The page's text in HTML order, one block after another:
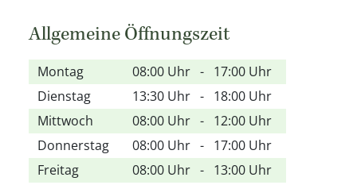
Allgemeine Öffnungszeit
Montag 08:00 Uhr - 17:00 Uhr
Dienstag
13:30 Uhr - 18:00 Uhr
Mittwoch
08:00 Uhr - 12:00 Uhr
Donnerstag
08:00 Uhr - 17:00 Uhr
Freitag
08:00 Uhr - 13:00 Uhr